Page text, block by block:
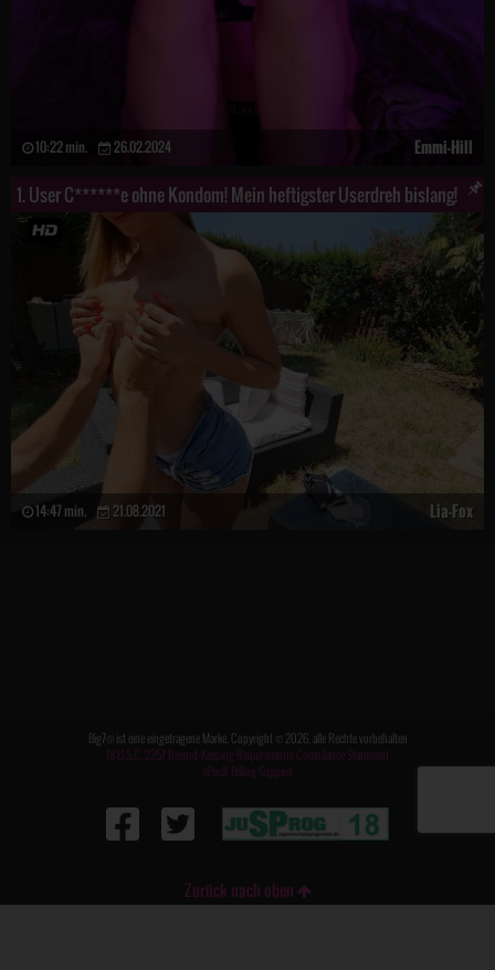
10:22 min. 26.02.2024 Emmi-Hill
1. User C******e ohne Kondom! Mein heftigster Userdreh bislang!
14:47 min. 21.08.2021 Lia-Fox
Big7® ist eine eingetragene Marke. Copyright © 2026, alle Rechte vorbehalten
18 U.S.C. 2257 Record-Keeping Requirements Compliance Statement
ePoch Billing Support
Zurück nach oben